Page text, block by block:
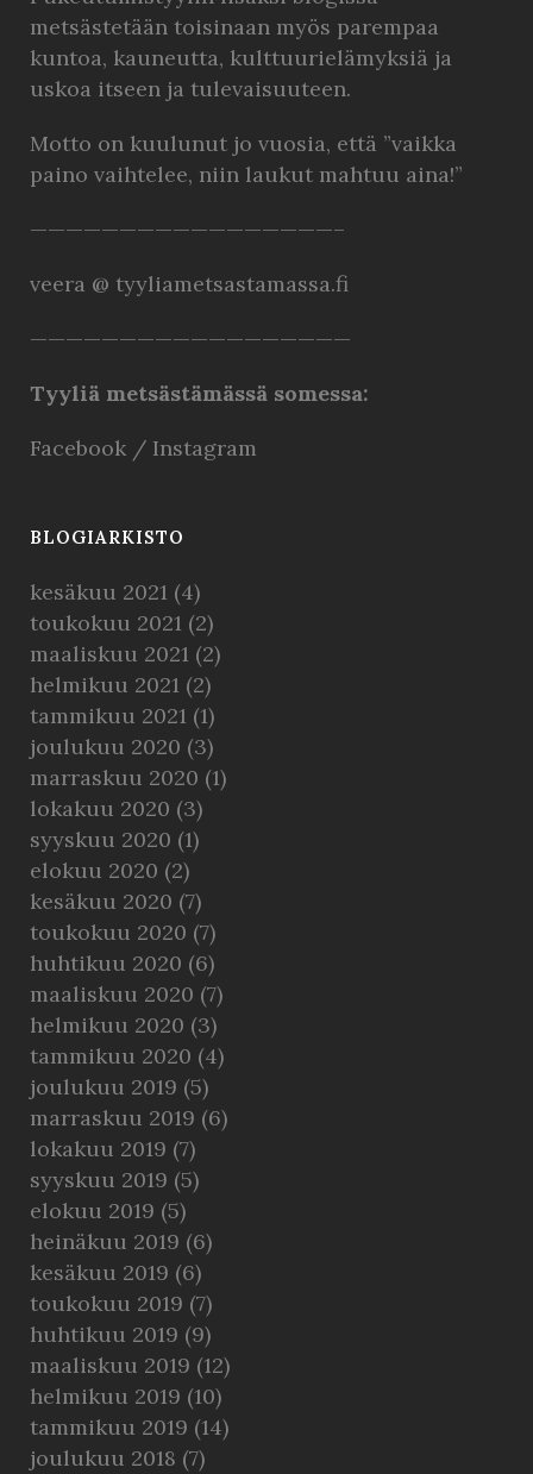
metsästetään toisinaan myös parempaa
kuntoa, kauneutta, kulttuurielämyksiä ja
uskoa itseen ja tulevaisuuteen.
Motto on kuulunut jo vuosia, että ”vaikka
paino vaihtelee, niin laukut mahtuu aina!”
—————————————————–
veera @ tyyliametsastamassa.fi
——————————————————
Tyyliä metsästämässä somessa:
Facebook / Instagram
BLOGIARKISTO
kesäkuu 2021 (4)
toukokuu 2021 (2)
maaliskuu 2021 (2)
helmikuu 2021 (2)
tammikuu 2021 (1)
joulukuu 2020 (3)
marraskuu 2020 (1)
lokakuu 2020 (3)
syyskuu 2020 (1)
elokuu 2020 (2)
kesäkuu 2020 (7)
toukokuu 2020 (7)
huhtikuu 2020 (6)
maaliskuu 2020 (7)
helmikuu 2020 (3)
tammikuu 2020 (4)
joulukuu 2019 (5)
marraskuu 2019 (6)
lokakuu 2019 (7)
syyskuu 2019 (5)
elokuu 2019 (5)
heinäkuu 2019 (6)
kesäkuu 2019 (6)
toukokuu 2019 (7)
huhtikuu 2019 (9)
maaliskuu 2019 (12)
helmikuu 2019 (10)
tammikuu 2019 (14)
joulukuu 2018 (7)